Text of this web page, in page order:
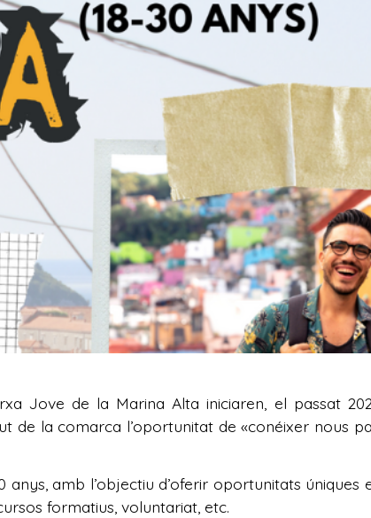
Jove de la Marina Alta iniciaren, el passat
de la comarca l’oportunitat de «conéixer nous
amb l’objectiu d’oferir oportunitats úniques
formatius, voluntariat, etc.